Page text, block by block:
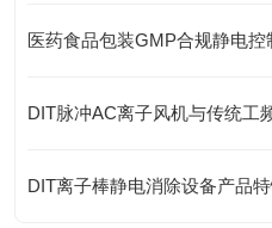
DIT离子棒静电消除设备产品